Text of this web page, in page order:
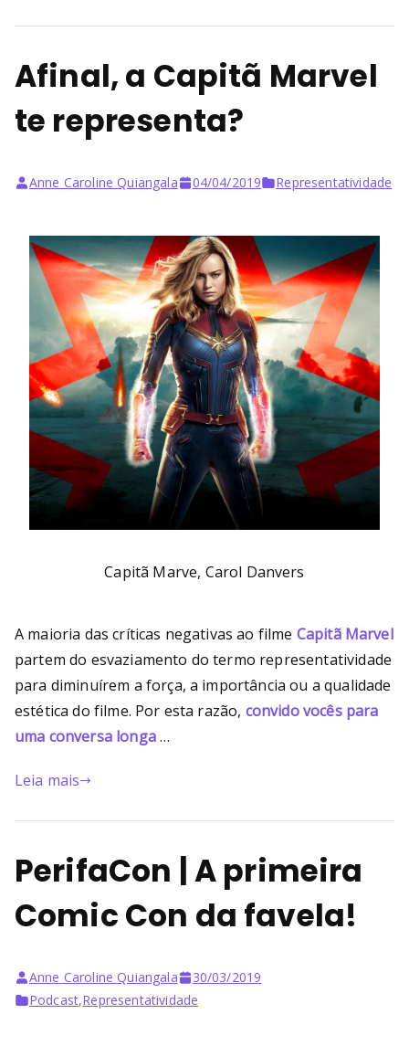
Afinal, a Capitã Marvel
te representa?
Anne Caroline Quiangala 04/04/2019 Representatividade
Capitã Marve, Carol Danvers
A maioria das críticas negativas ao filme Capitã Marvel
partem do esvaziamento do termo representatividade
para diminuírem a força, a importância ou a qualidade
estética do filme. Por esta razão, convido vocês para
uma conversa longa…
Leia mais
PerifaCon | A primeira
Comic Con da favela!
Anne Caroline Quiangala
30/03/2019
Podcast,Representatividade